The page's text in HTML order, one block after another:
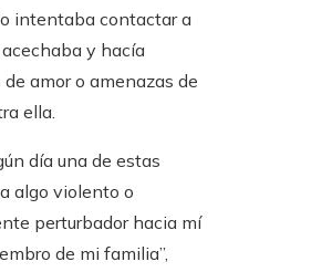
intentaba contactar a
y hacía
amor o amenazas de
ella.
día una de estas
algo violento o
perturbador hacia mí
de mi familia”,